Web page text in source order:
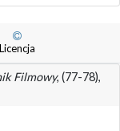
Licencja
Filmowy, (77-78),